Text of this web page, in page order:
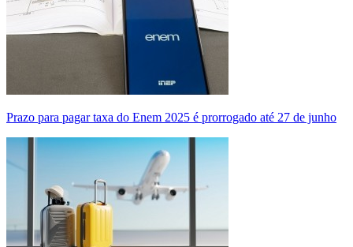
Prazo para pagar taxa do Enem 2025 é prorrogado até 27 de junho